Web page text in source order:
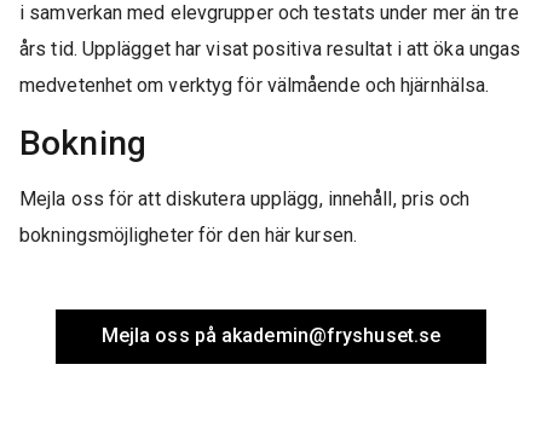
i samverkan med elevgrupper och testats under mer än tre
års tid. Upplägget har visat positiva resultat i att öka ungas
medvetenhet om verktyg för välmående och hjärnhälsa.
Bokning
Mejla oss för att diskutera upplägg, innehåll, pris och
bokningsmöjligheter för den här kursen.
Mejla oss på akademin@fryshuset.se